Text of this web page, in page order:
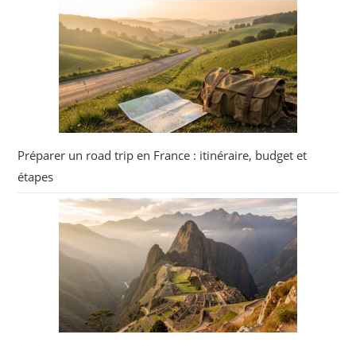
Préparer un road trip en France : itinéraire, budget et
étapes